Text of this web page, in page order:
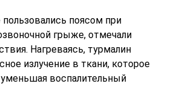
поясом при
грыже, отмечали
Нагреваясь, турмалин
излучение в ткани, которое
воспалительный